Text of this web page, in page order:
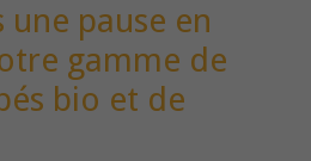
une pause en
gamme de
bio et de